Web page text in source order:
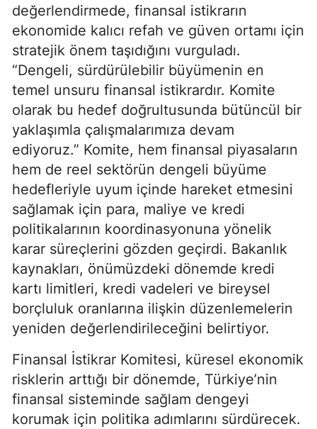
değerlendirmede, finansal istikrarın
ekonomide kalıcı refah ve güven ortamı için
stratejik önem taşıdığını vurguladı.
“Dengeli, sürdürülebilir büyümenin en
temel unsuru finansal istikrardır. Komite
olarak bu hedef doğrultusunda bütüncül bir
yaklaşımla çalışmalarımıza devam
ediyoruz.” Komite, hem finansal piyasaların
hem de reel sektörün dengeli büyüme
hedefleriyle uyum içinde hareket etmesini
sağlamak için para, maliye ve kredi
politikalarının koordinasyonuna yönelik
karar süreçlerini gözden geçirdi. Bakanlık
kaynakları, önümüzdeki dönemde kredi
kartı limitleri, kredi vadeleri ve bireysel
borçluluk oranlarına ilişkin düzenlemelerin
yeniden değerlendirileceğini belirtiyor.
Finansal İstikrar Komitesi, küresel ekonomik
risklerin arttığı bir dönemde, Türkiye’nin
finansal sisteminde sağlam dengeyi
korumak için politika adımlarını sürdürecek.